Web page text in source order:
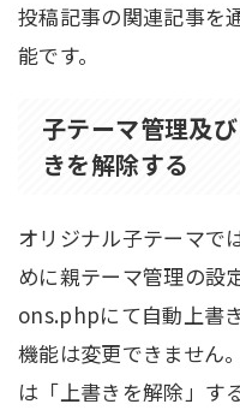
投稿記事の関連記事を
能です。
子テーマ管理及
きを解除する
オリジナル子テーマで
めに親テーマ管理の
ons.phpにて自動上書
機能は変更できません
は「上書きを解除」す